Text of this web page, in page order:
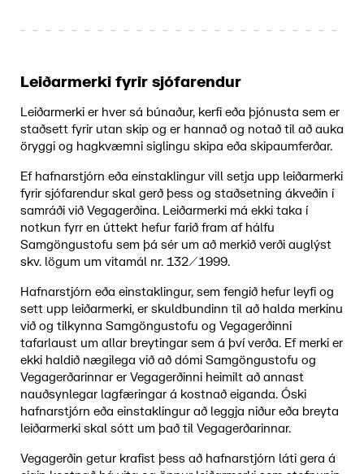
Leiðarmerki fyrir sjófarendur
Leiðarmerki er hver sá búnaður, kerfi eða þjónusta sem er
staðsett fyrir utan skip og er hannað og notað til að auka
öryggi og hagkvæmni siglingu skipa eða skipaumferðar.
Ef hafnarstjórn eða einstaklingur vill setja upp leiðarmerki
fyrir sjófarendur skal gerð þess og staðsetning ákveðin í
samráði við Vegagerðina. Leiðarmerki má ekki taka í
notkun fyrr en úttekt hefur farið fram af hálfu
Samgöngustofu sem þá sér um að merkið verði auglýst
skv. lögum um vitamál nr. 132/1999.
Hafnarstjórn eða einstaklingur, sem fengið hefur leyfi og
sett upp leiðarmerki, er skuldbundinn til að halda merkinu
við og tilkynna Samgöngustofu og Vegagerðinni
tafarlaust um allar breytingar sem á því verða. Ef merki er
ekki haldið nægilega við að dómi Samgöngustofu og
Vegagerðarinnar er Vegagerðinni heimilt að annast
nauðsynlegar lagfæringar á kostnað eiganda. Óski
hafnarstjórn eða einstaklingur að leggja niður eða breyta
leiðarmerki skal sótt um það til Vegagerðarinnar.
Vegagerðin getur krafist þess að hafnarstjórn láti gera á